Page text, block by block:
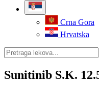
Crna Gora
Hrvatska
Sunitinib S.K.